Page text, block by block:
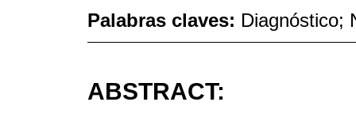
Palabras claves: Diagnóstico;
ABSTRACT: